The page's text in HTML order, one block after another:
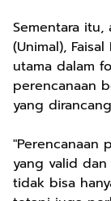
Sementara itu,
(Unimal),
utama dalam
perencanaan
yang
"Perencanaan
yang valid
tidak bisa